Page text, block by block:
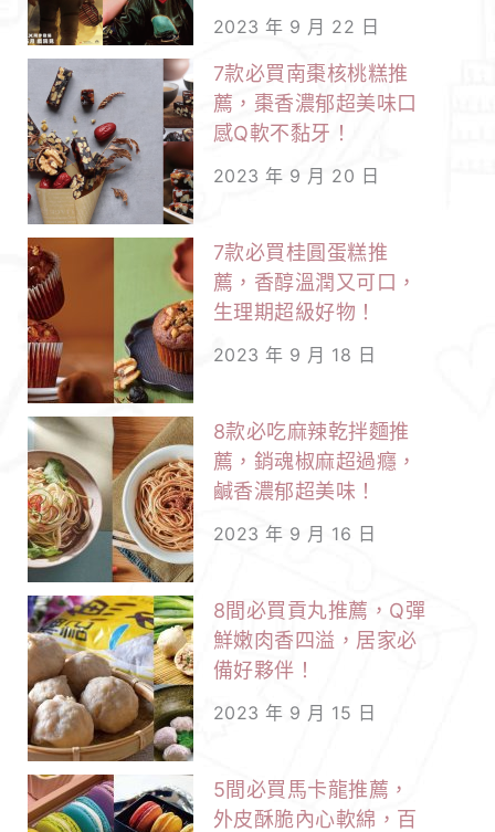
2023 年 9 月 22 日
7款必買南棗核桃糕推
薦，棗香濃郁超美味口
感Q軟不黏牙！
2023 年 9 月 20 日
7款必買桂圓蛋糕推
薦，香醇溫潤又可口，
生理期超級好物！
2023 年 9 月 18 日
8款必吃麻辣乾拌麵推
薦，銷魂椒麻超過癮，
鹹香濃郁超美味！
2023 年 9 月 16 日
8間必買貢丸推薦，Q彈
鮮嫩肉香四溢，居家必
備好夥伴！
2023 年 9 月 15 日
5間必買馬卡龍推薦，
外皮酥脆內心軟綿，百